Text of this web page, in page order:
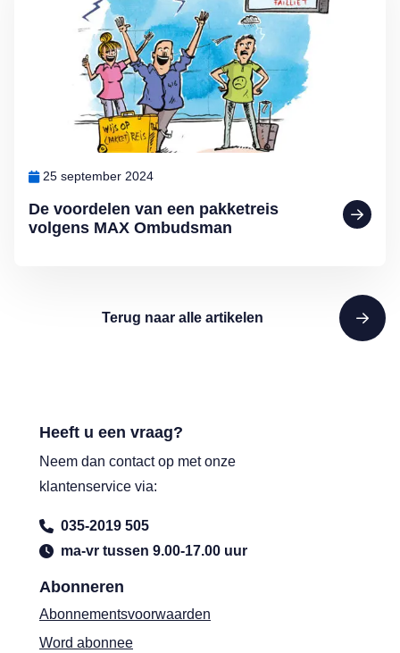
De voordelen van een pakketreis
volgens MAX Ombudsman
25 september 2024
Terug naar alle artikelen
Abonneren
Abonnementsvoorwaarden
Word abonnee
Heeft u een vraag?
Neem dan contact op met onze
klantenservice via:
035-2019 505
ma-vr tussen 9.00-17.00 uur